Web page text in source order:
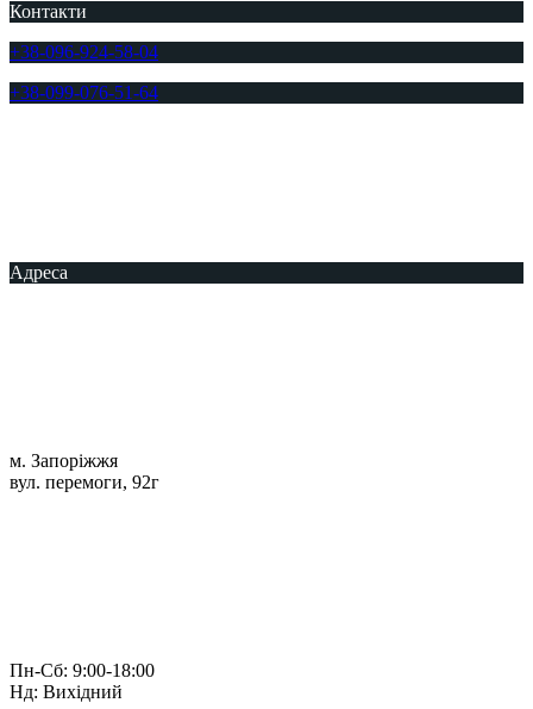
Контакти
+38-096-924-58-04
+38-099-076-51-64
Адреса
м. Запоріжжя
вул. перемоги, 92г
Пн-Сб: 9:00-18:00
Нд: Вихідний